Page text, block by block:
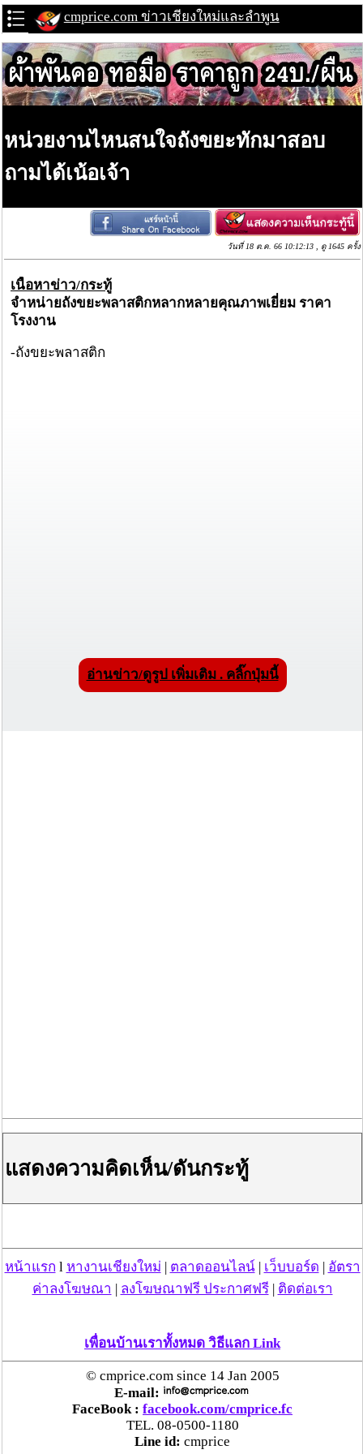
cmprice.com ข่าวเชียงใหม่และลำพูน
หน่วยงานไหนสนใจถังขยะทักมาสอบ
ถามได้เน้อเจ้า
วันที่ 18 ต.ค. 66 10:12:13 , ดู 1645 ครั้ง
เนื้อหาข่าว/กระทู้
จำหน่ายถังขยะพลาสติกหลากหลายคุณภาพเยี่ยม ราคา
โรงงาน
-ถังขยะพลาสติก
-ถังน้ำพลาสติก
-เก้าอี้พลาสติก
-พาเลทพลาสติก
อ่านข่าว/ดูรูป เพิ่มเติม . คลิ๊กปุ่มนี้
แสดงความคิดเห็น/ดันกระทู้
หน้าแรก l หางานเชียงใหม่ | ตลาดออนไลน์| เว็บบอร์ด | อัตรา
ค่าลงโฆษณา | ลงโฆษณาฟรี ประกาศฟรี| ติดต่อเรา
เพื่อนบ้านเราทั้งหมด วิธีแลก Link
© cmprice.com since 14 Jan 2005
E-mail:
FaceBook : facebook.com/cmprice.fc
TEL. 08-0500-1180
Line id: cmprice